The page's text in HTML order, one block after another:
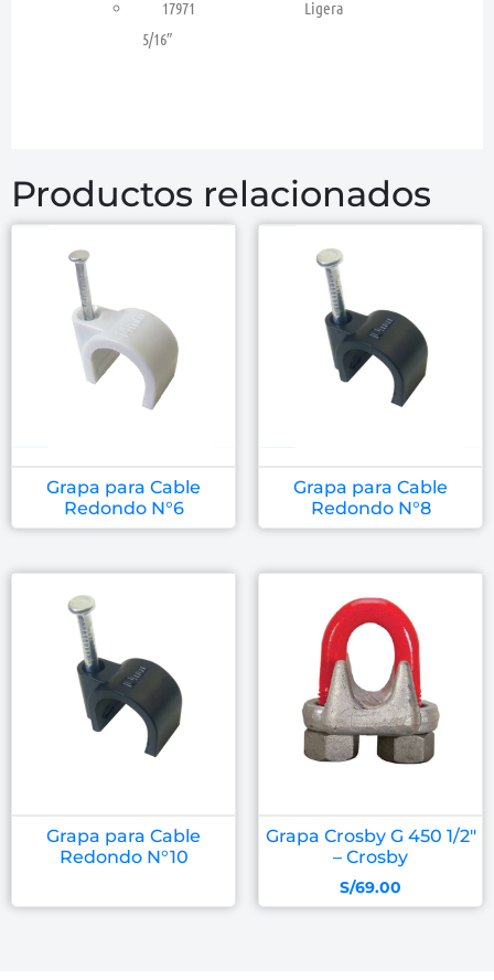
17971 Ligera
5/16″
Productos relacionados
Grapa para Cable
Redondo N°6
Grapa para Cable
Redondo N°8
Grapa para Cable
Redondo N°10
Grapa Crosby G 450 1/2″
– Crosby
S/69.00